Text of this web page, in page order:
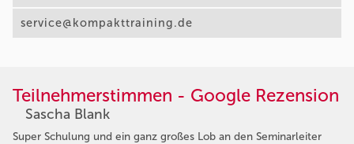
service@kompakttraining.de
Teilnehmerstimmen - Google Rezension
Sascha Blank
Super Schulung und ein ganz großes Lob an den Seminarleiter